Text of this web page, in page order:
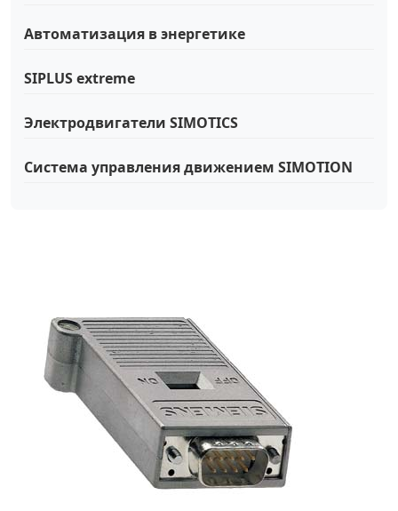
Автоматизация в энергетике
SIPLUS extreme
Электродвигатели SIMOTICS
Система управления движением SIMOTION